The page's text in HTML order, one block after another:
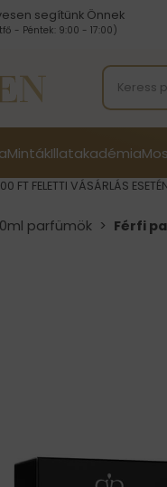
segítünk Önnek
- Péntek: 9:00 - 17:00)
MintákIllatakadémia
FT FELETTI VÁSÁRLÁS
parfümök > Férfi